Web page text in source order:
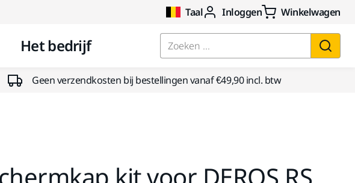
Taal Inloggen Winkelwagen
Het bedrijf Zoeken ...
Geen verzendkosten bij bestellingen vanaf €49,90 incl. btw